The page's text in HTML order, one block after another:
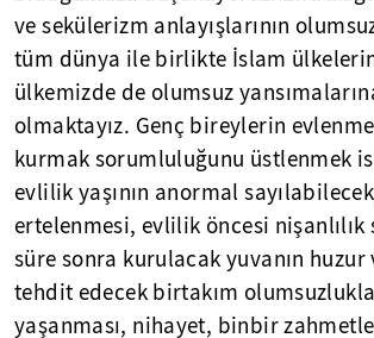
ve sekülerizm anlayışlarının
tüm dünya ile birlikte İslam
ülkemizde de olumsuz
olmaktayız. Genç bireylerin
kurmak sorumluluğunu üstlenmek
evlilik yaşının anormal
ertelenmesi, evlilik öncesi
süre sonra kurulacak yuvanın huzur
tehdit edecek birtakım
yaşanması, nihayet, binbir